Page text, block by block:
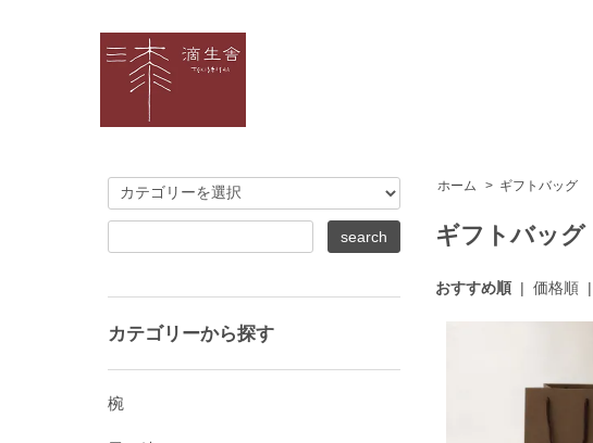
ホーム > ギフトバッグ
ギフトバッグ
おすすめ順| 価格順|
カテゴリーから探す
椀